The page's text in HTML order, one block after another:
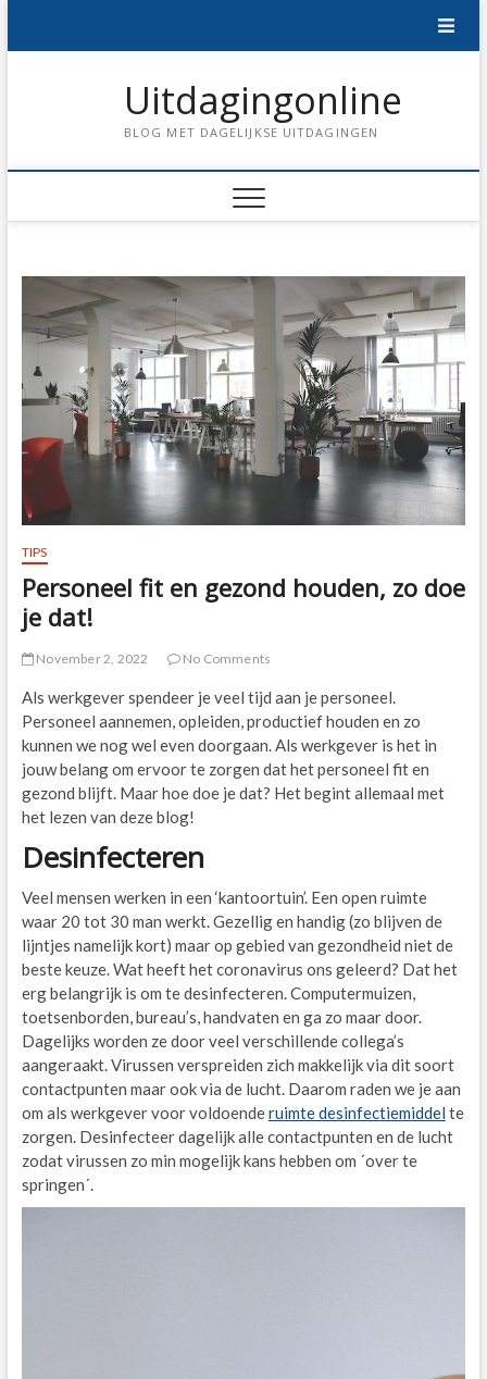
Uitdagingonline
BLOG MET DAGELIJKSE UITDAGINGEN
TIPS
Personeel fit en gezond houden, zo doe
je dat!
November 2, 2022 No Comments
Als werkgever spendeer je veel tijd aan je personeel.
Personeel aannemen, opleiden, productief houden en zo
kunnen we nog wel even doorgaan. Als werkgever is het in
jouw belang om ervoor te zorgen dat het personeel fit en
gezond blijft. Maar hoe doe je dat? Het begint allemaal met
het lezen van deze blog!
Desinfecteren
Veel mensen werken in een ‘kantoortuin’. Een open ruimte
waar 20 tot 30 man werkt. Gezellig en handig (zo blijven de
lijntjes namelijk kort) maar op gebied van gezondheid niet de
beste keuze. Wat heeft het coronavirus ons geleerd? Dat het
erg belangrijk is om te desinfecteren. Computermuizen,
toetsenborden, bureau’s, handvaten en ga zo maar door.
Dagelijks worden ze door veel verschillende collega’s
aangeraakt. Virussen verspreiden zich makkelijk via dit soort
contactpunten maar ook via de lucht. Daarom raden we je aan
om als werkgever voor voldoenderuimte desinfectiemiddel te
zorgen. Desinfecteer dagelijk alle contactpunten en de lucht
zodat virussen zo min mogelijk kans hebben om ´over te
springen´.